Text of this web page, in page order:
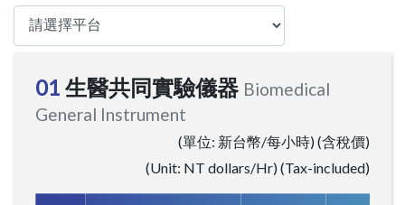
01 生醫共同實驗儀器 Biomedical
General Instrument
(單位: 新台幣/每小時) (含稅價)
(Unit: NT dollars/Hr) (Tax-included)